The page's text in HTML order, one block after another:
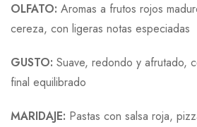
OLFATO: Aromas a frutos rojos
cereza, con ligeras notas especiadas
GUSTO: Suave, redondo y afrutado,
final equilibrado
MARIDAJE: Pastas con salsa roja,